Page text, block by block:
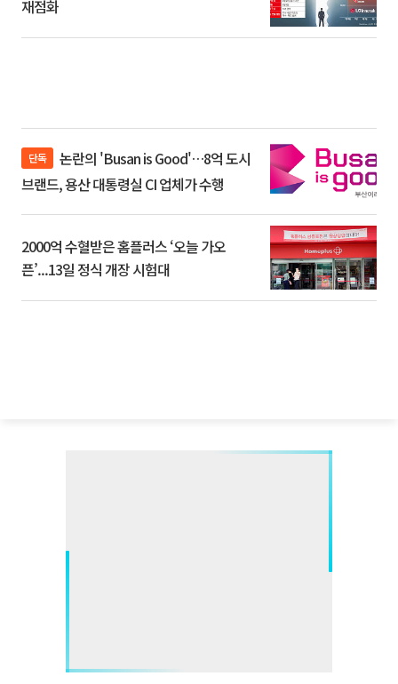
재점화
단독
브랜드, 용산 대통령실 CI 업체가 수행
2000억 수혈받은 홈플러스 ‘오늘 가오
픈’...13일 정식 개장 시험대